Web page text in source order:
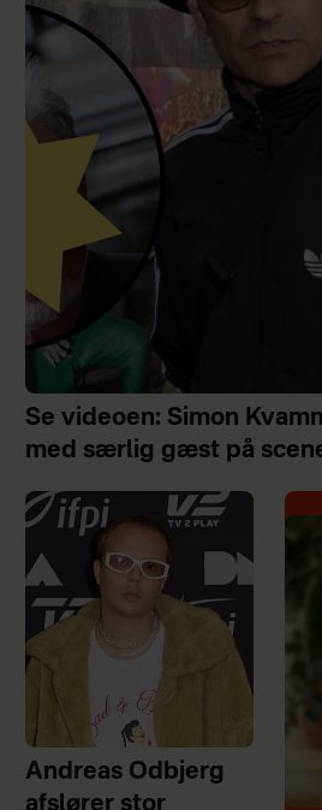
Se videoen: Simon
med særlig gæst på
Andreas Odbjerg